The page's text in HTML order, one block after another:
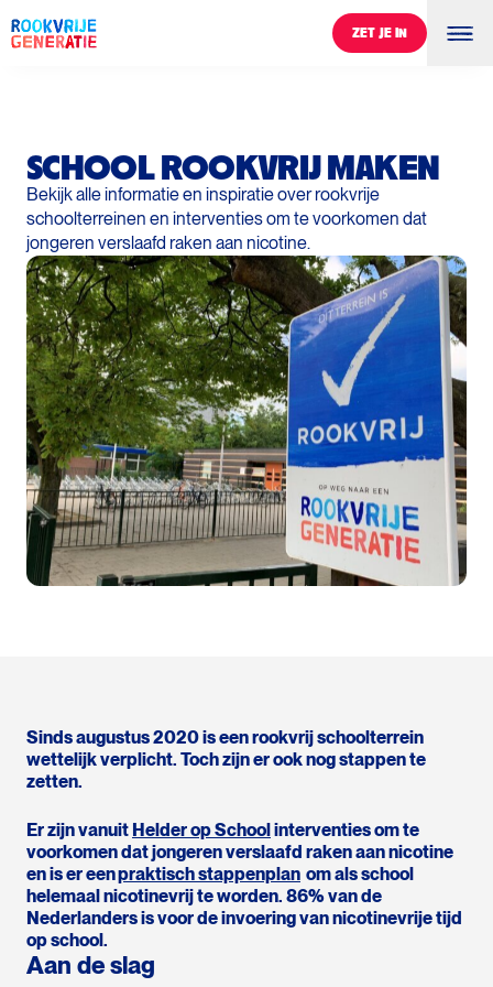
ZET JE IN
ZET JE IN
0%
SCHOOL ROOKVRIJ MAKEN
Bekijk alle informatie en inspiratie over rookvrije
schoolterreinen en interventies om te voorkomen dat
jongeren verslaafd raken aan nicotine.
Sinds augustus 2020 is een rookvrij schoolterrein
wettelijk verplicht. Toch zijn er ook nog stappen te
zetten.
Er zijn vanuit Helder op Schoolinterventiesom te
voorkomen dat jongeren verslaafd raken aan nicotine
enis er eenpraktisch stappenplan om als school
helemaal nicotinevrij te worden. 86% van de
Nederlanders is voor de invoering van nicotinevrije tijd
op school.
Aan de slag